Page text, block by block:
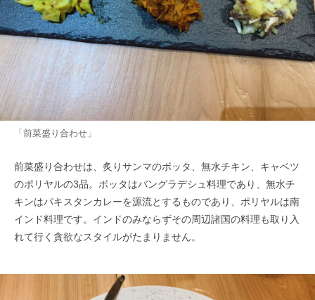
「前菜盛り合わせ」
前菜盛り合わせは、炙りサンマのボッタ、無水チキン、キャベツ
のポリヤルの3品。ボッタはバングラデシュ料理であり、無水チ
キンはパキスタンカレーを源流とするものであり、ポリヤルは南
インド料理です。インドのみならずその周辺諸国の料理も取り入
れて行く貪欲なスタイルがたまりません。